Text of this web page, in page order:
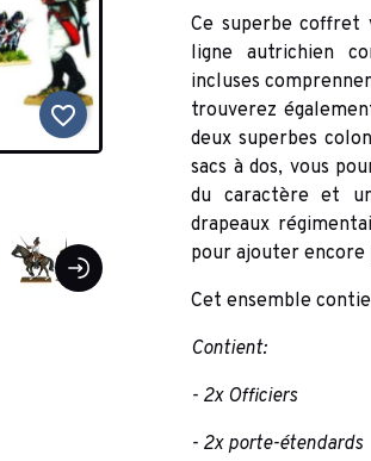
favorite_border
Ce superbe coffret
ligne autrichien
incluses
trouverez
deux superbes
sacs à dos, vous
du caractère et
drapeaux
pour ajouter encore
Cet ensemble
Contient:
- 2x Officiers
- 2x porte-étendards